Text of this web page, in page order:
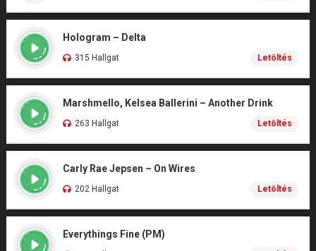
Hologram – Delta
315 Hallgat Letöltés
Marshmello, Kelsea Ballerini – Another Drink
263 Hallgat Letöltés
Carly Rae Jepsen – On Wires
202 Hallgat Letöltés
Everythings Fine (PM)